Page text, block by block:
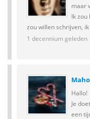
maar
Ik
zou willen schrijven,
1 decennium geleden
Hallo!
Je
een